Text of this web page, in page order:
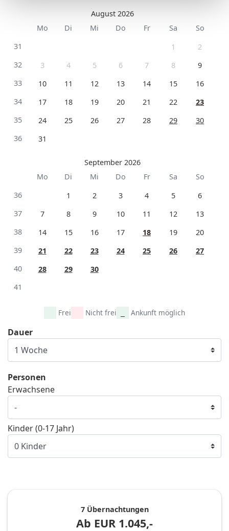
August 2026
Mo
Di Mi Do Fr Sa
So
31
1
2
32
3 4 5 6 7 8
9
33
10 11 12 13 14 15
16
34
17 18 19 20 21 22
23
35
24 25 26 27 28 29
30
36
31
September 2026
Mo
Di Mi Do Fr Sa
So
36
1 2 3 4 5
6
37
7 8 9 10 11 12
13
38
14 15 16 17 18 19
20
39
21 22 23 24 25 26
27
40
28 29
30
41
Frei Nicht frei Ankunft möglich
Dauer
Personen
Erwachsene
Kinder (0-17 Jahr)
7 Übernachtungen
Ab EUR 1.045,-